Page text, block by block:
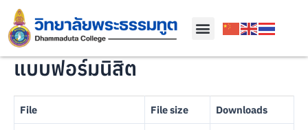
แบบฟอร์มนิสิต
File File size Downloads